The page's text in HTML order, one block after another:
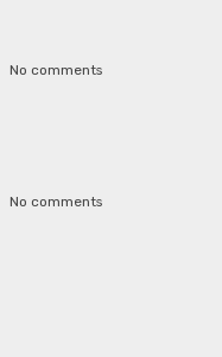
No comments
No comments